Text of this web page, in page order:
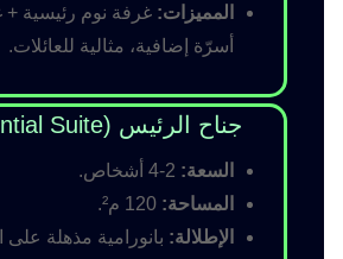
المميزات: غرفة نوم رئيسية
أسرّة إضافية، مثالية للعائلات.
جناح الرئيس (Presidential Suite)
السعة:
المساحة:
الإطلالة: بانورامية مذهلة على